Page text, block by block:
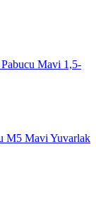
Mavi 1,5-
M5 Mavi Yuvarlak